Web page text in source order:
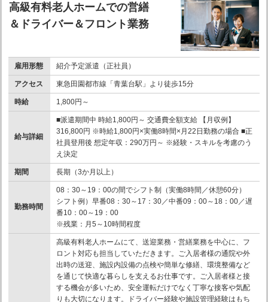
高級有料老人ホームでの営繕
＆ドライバー＆フロント業務
雇用形態 紹介予定派遣（正社員）
アクセス 東急田園都市線「青葉台駅」より徒歩15分
時給 1,800円～
給与詳細
■派遣期間中 時給1,800円～ 交通費全額支給 【月収例】
316,800円 ※時給1,800円×実働8時間×月22日勤務の場合 ■正
社員登用後 想定年収：290万円～ ※経験・スキルを考慮のう
え決定
期間 長期（3か月以上）
勤務時間
08：30～19：00の間でシフト制（実働8時間／休憩60分）
シフト例）早番08：30～17：30／中番09：00～18：00／遅
番10：00～19：00
※残業：月5～10時間程度
高級有料老人ホームにて、送迎業務・営繕業務を中心に、フ
ロント対応も担当していただきます。ご入居者様の通院や外
出時の送迎、施設内設備の点検や簡単な修繕、環境整備など
を通じて快適な暮らしを支えるお仕事です。ご入居者様と接
する機会が多いため、安全運転だけでなく丁寧な接客や気配
りも大切になります。ドライバー経験や施設管理経験はもち